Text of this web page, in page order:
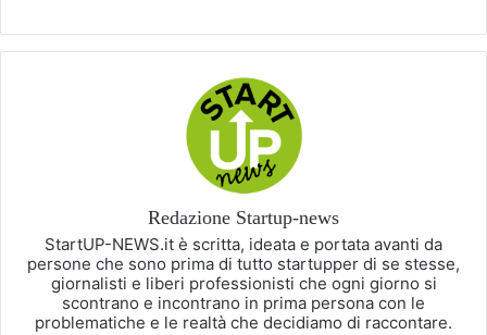
Redazione Startup-news
StartUP-NEWS.it è scritta, ideata e portata avanti da
persone che sono prima di tutto startupper di se stesse,
giornalisti e liberi professionisti che ogni giorno si
scontrano e incontrano in prima persona con le
problematiche e le realtà che decidiamo di raccontare.